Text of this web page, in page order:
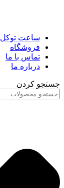
ساعت توکل
فروشگاه
تماس با ما
درباره ما
جستجو کردن